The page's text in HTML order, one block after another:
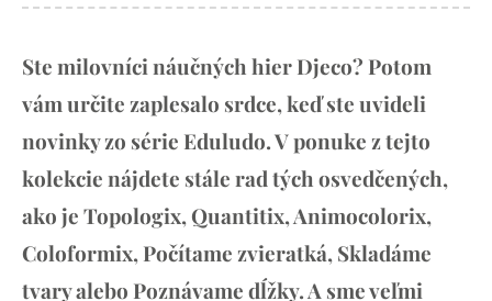
Ste milovníci náučných hier Djeco? Potom
vám určite zaplesalo srdce, keď ste uvideli
novinky zo série Eduludo. V ponuke z tejto
kolekcie nájdete stále rad tých osvedčených,
ako je Topologix, Quantitix, Animocolorix,
Coloformix, Počítame zvieratká, Skladáme
tvary alebo Poznávame dĺžky. A sme veľmi